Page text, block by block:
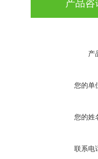
产品咨
产
您的单
您的姓
联系电